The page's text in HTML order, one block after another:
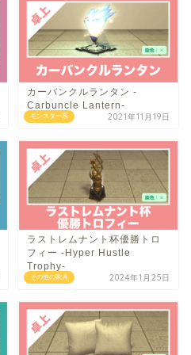
モンスター系
カーバンクルランタン -
Carbuncle Lantern-
2021年11月19日
その他の家具
ラストレムナント杯優勝トロ
フィー -Hyper Hustle
Trophy-
2024年1月25日